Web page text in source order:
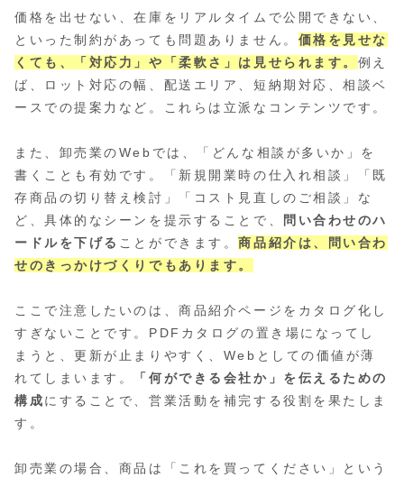
価格を出せない、在庫をリアルタイムで公開できない、
といった制約があっても問題ありません。 価格を見せな
くても、「対応力」や「柔軟さ」は見せられます。 例え
ば、ロット対応の幅、配送エリア、短納期対応、相談ベ
ースでの提案力など。これらは立派なコンテンツです。
また、卸売業のWebでは、「どんな相談が多いか」を
書くことも有効です。「新規開業時の仕入れ相談」「既
存商品の切り替え検討」「コスト見直しのご相談」な
ど、具体的なシーンを提示することで、
問い合わせのハ
ードルを下げる ことができます。商品紹介は、問い合わ
せのきっかけづくりでもあります。
ここで注意したいのは、商品紹介ページをカタログ化し
すぎないことです。PDFカタログの置き場になってし
まうと、更新が止まりやすく、Webとしての価値が薄
れてしまいます。
「何ができる会社か」を伝えるための
構成にすることで、営業活動を補完する役割を果たしま
す。
卸売業の場合、商品は「これを買ってください」という